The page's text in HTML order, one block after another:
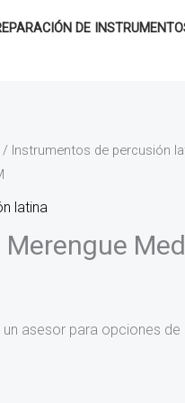
DE
/ Instrumentos de percusión
latina
un asesor para opciones de